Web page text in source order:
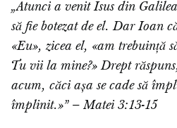
„Atunci a venit Isus din
să fie botezat de el. Dar Ioan
«Eu», zicea el, «am trebuință
Tu vii la mine?» Drept
acum, căci așa se cade să
împlinit.»” – Matei 3:13-15